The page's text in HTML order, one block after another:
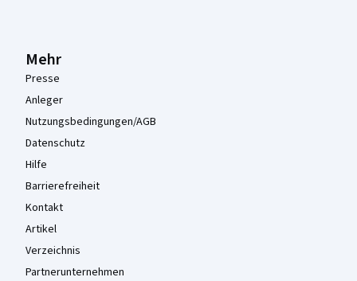
Mehr
Presse
Anleger
Nutzungsbedingungen/AGB
Datenschutz
Hilfe
Barrierefreiheit
Kontakt
Artikel
Verzeichnis
Partnerunternehmen